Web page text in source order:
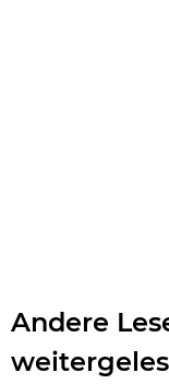
Andere